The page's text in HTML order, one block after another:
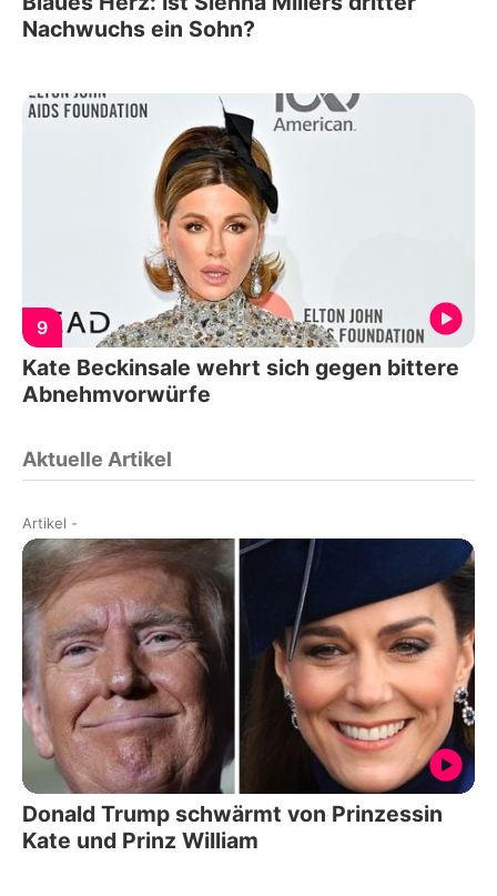
Nachwuchs ein Sohn?
9
Kate Beckinsale wehrt sich gegen bittere
Abnehmvorwürfe
Aktuelle Artikel
Artikel -
Donald Trump schwärmt von Prinzessin
Kate und Prinz William